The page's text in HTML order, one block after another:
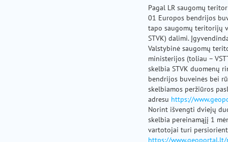
Pagal LR saugomų
01 Europos bendrijos
tapo saugomų teritorijų
STVK) dalimi.
Valstybinė saugomų
ministerijos (toliau –
skelbia STVK duomenų
bendrijos buveinės bei
skelbiamos peržiūros
adresu https://
Norint išvengti dviejų
skelbia pereinamąjį 1
vartotojai turi
https://